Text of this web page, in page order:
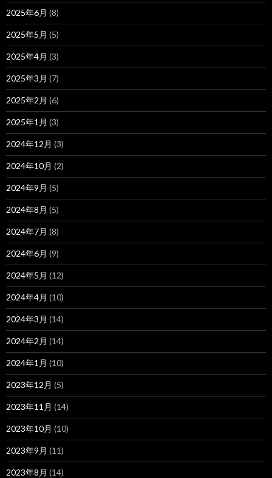
2025年6月 (8)
2025年5月 (5)
2025年4月 (3)
2025年3月 (7)
2025年2月 (6)
2025年1月 (3)
2024年12月 (3)
2024年10月 (2)
2024年9月 (5)
2024年8月 (5)
2024年7月 (8)
2024年6月 (9)
2024年5月 (12)
2024年4月 (10)
2024年3月 (14)
2024年2月 (14)
2024年1月 (10)
2023年12月 (5)
2023年11月 (14)
2023年10月 (10)
2023年9月 (11)
2023年8月 (14)